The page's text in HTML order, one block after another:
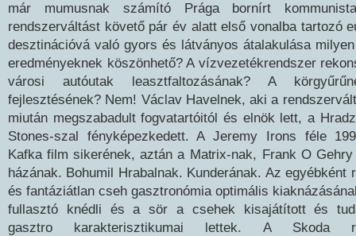
már mumusnak számító Prága bornírt
rendszerváltást követő pár év alatt első vonalba tartozó
desztinációvá való gyors és látványos átalakulása
eredményeknek köszönhető? A vízvezetékrendszer
városi autóutak leasztfaltozásának? A
fejlesztésének? Nem! Václav Havelnek, aki a
miután megszabadult fogvatartóitól és elnök lett, a
Stones-szal fényképezkedett. A Jeremy Irons féle
Kafka film sikerének, aztán a Matrix-nak, Frank O
házának. Bohumil Hrabalnak. Kunderának. Az egyébként
és fantáziátlan cseh gasztronómia optimális
fullasztó knédli és a sör a csehek kisajátított és
gasztro karakterisztikumai lettek. A Skoda